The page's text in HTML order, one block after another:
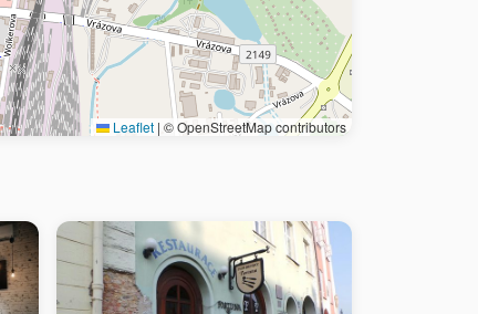
Leaflet | © OpenStreetMap contributors